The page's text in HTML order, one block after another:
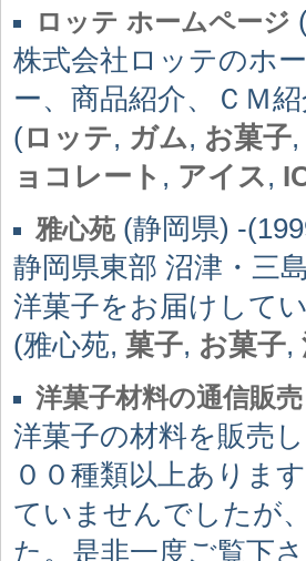
ロッテ ホームページ
株式会社ロッテのホ
ー、商品紹介、ＣＭ
(ロッテ, ガム, お菓子
ョコレート , アイス,
雅心苑 (静岡県) -
静岡県東部 沼津・三
洋菓子をお届けして
(雅心苑, 菓子, お菓子,
洋菓子材料の通信販売
洋菓子の材料を販売
００種類以上ありま
ていませんでしたが
た。是非一度ご覧下